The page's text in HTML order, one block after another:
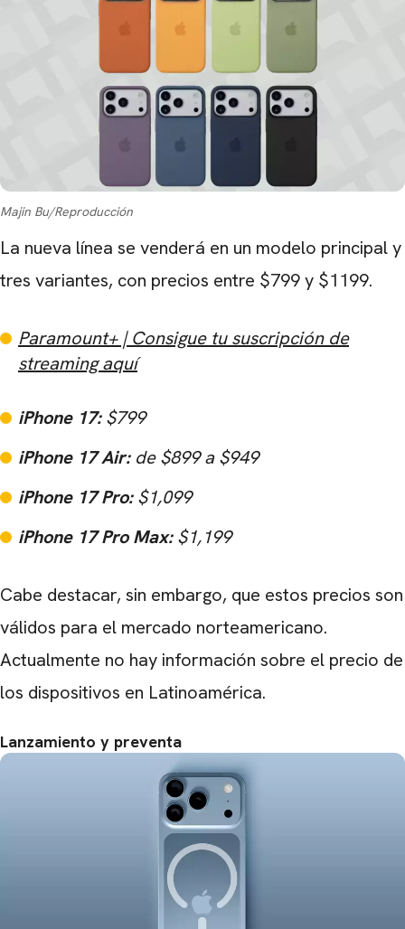
Majin Bu/Reproducción
La nueva línea se venderá en un modelo principal y
tres variantes, con precios entre $799 y $1199.
Paramount+ | Consigue tu suscripción de
streaming aquí
iPhone 17:$799
iPhone 17 Air:de $899 a $949
iPhone 17 Pro:$1,099
iPhone 17 Pro Max:$1,199
Cabe destacar, sin embargo, que estos precios son
válidos para el mercado norteamericano.
Actualmente no hay información sobre el precio de
los dispositivos en Latinoamérica.
Lanzamiento y preventa